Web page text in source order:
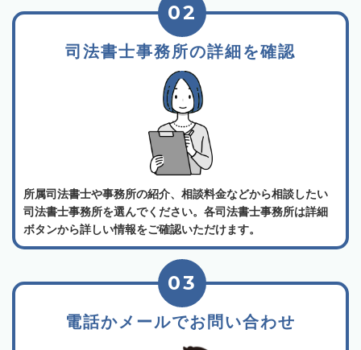
司法書士事務所の詳細を確認
02
所属司法書士や事務所の紹介、相談料金などから相談したい
司法書士事務所を選んでください。各司法書士事務所は詳細
ボタンから詳しい情報をご確認いただけます。
電話かメールでお問い合わせ
03